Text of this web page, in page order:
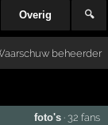
Overig 🔍
foto's· 32 fans